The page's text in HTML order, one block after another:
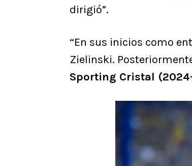
dirigió”.
“En sus inicios como
Zielinski.
Sporting Cristal